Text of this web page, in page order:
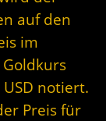
auf den
im
notiert.
Preis für